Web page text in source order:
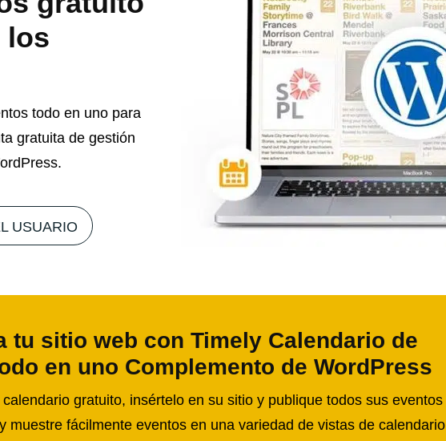
los
todo en uno para
gratuita de gestión
USUARIO
tu sitio web con Timely Calendario de
en uno Complemento de WordPress
gratuito, insértelo en su sitio y publique todos sus eventos
muestre fácilmente eventos en una variedad de vistas de calendario